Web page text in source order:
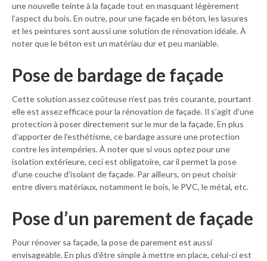
une nouvelle teinte à la façade tout en masquant légèrement
l’aspect du bois. En outre, pour une façade en béton, les lasures
et les peintures sont aussi une solution de rénovation idéale. À
noter que le béton est un matériau dur et peu maniable.
Pose de bardage de façade
Cette solution assez coûteuse n’est pas très courante, pourtant
elle est assez efficace pour la rénovation de façade. Il s’agit d’une
protection à poser directement sur le mur de la façade. En plus
d’apporter de l’esthétisme, ce bardage assure une protection
contre les intempéries. À noter que si vous optez pour une
isolation extérieure, ceci est obligatoire, car il permet la pose
d’une couche d’isolant de façade. Par ailleurs, on peut choisir
entre divers matériaux, notamment le bois, le PVC, le métal, etc.
Pose d’un parement de façade
Pour rénover sa façade, la pose de parement est aussi
envisageable. En plus d’être simple à mettre en place, celui-ci est